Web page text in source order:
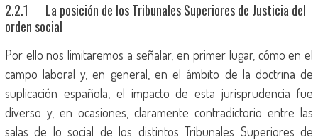
2.2.1 La posición de los Tribunales Superiores de Justicia del
orden social
Por ello nos limitaremos a señalar, en primer lugar, cómo en el
campo laboral y, en general, en el ámbito de la doctrina de
suplicación española, el impacto de esta jurisprudencia fue
diverso y, en ocasiones, claramente contradictorio entre las
salas de lo social de los distintos Tribunales Superiores de